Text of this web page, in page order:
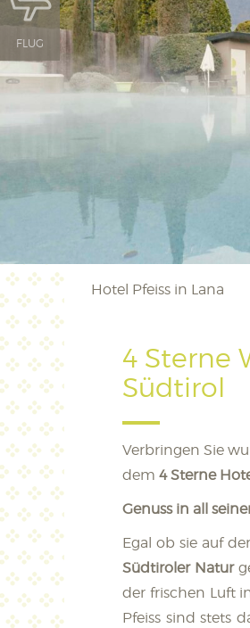
Hotel Pfeiss in Lana
4 Sterne
Südtirol
Verbringen Sie
dem 4 Sterne
Genuss in all
Egal ob sie auf
Südtiroler Natur
der frischen Luft
Pfeiss sind stets
FLUG